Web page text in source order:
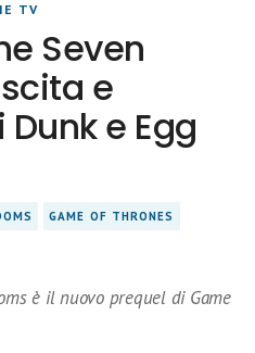
TV
Seven
e
e Egg
GAME OF THRONES
è il nuovo prequel di Game